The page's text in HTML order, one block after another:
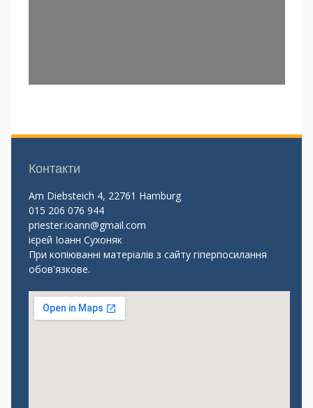
Контакти
Am Diebsteich 4, 22761 Hamburg
015 206 076 944
priester.ioann@gmail.com
ієрей Іоанн Сухоняк
При копіюванні матеріалів з сайту гіперпосилання
обов'язкове.